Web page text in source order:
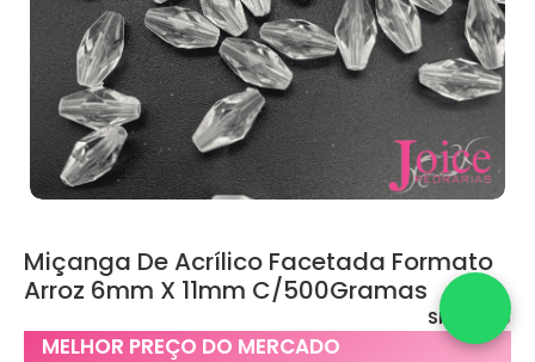
Miçanga De Acrílico Facetada Formato
Arroz 6mm X 11mm C/500Gramas
SKU: 01145
MELHOR PREÇO DO MERCADO